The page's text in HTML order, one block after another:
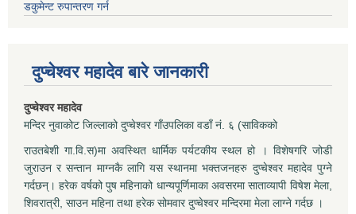
डकुमेन्ट रुपान्तरण गर्न
दुप्चेश्वर महादेव बारे जानकारी
दुप्चेश्वर महादेव
मन्दिर नुवाकोट जिल्लाको दुप्चेश्वर गाँउपलिका वडाँ नं. ६ (साविकको
राउतबेशी गा.वि.स)मा अवस्थित धार्मिक पर्यटकीय स्थल हो । विशेषगरि जोडी
जुराउन र सन्तान माग्नकै लागि यस स्थानमा भक्तजनहरु दुप्चेश्वर महादेव पुग्ने
गर्दछन्। हरेक वर्षको पुष महिनाको धान्यपूर्णिमाका अवसरमा साताव्यापी विषेश मेला,
शिवरात्री, साउन महिना तथा हरेक सोमवार दुप्चेश्वर मन्दिरमा मेला लाग्ने गर्दछ ।